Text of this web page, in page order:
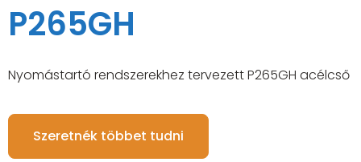
P265GH
Nyomástartó rendszerekhez tervezett P265GH acélcső
Szeretnék többet tudni